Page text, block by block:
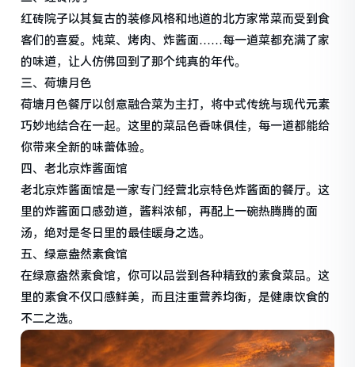
红砖院子以其复古的装修风格和地道的北方家常菜而受到食
客们的喜爱。炖菜、烤肉、炸酱面……每一道菜都充满了家
的味道，让人仿佛回到了那个纯真的年代。
三、荷塘月色
荷塘月色餐厅以创意融合菜为主打，将中式传统与现代元素
巧妙地结合在一起。这里的菜品色香味俱佳，每一道都能给
你带来全新的味蕾体验。
四、老北京炸酱面馆
老北京炸酱面馆是一家专门经营北京特色炸酱面的餐厅。这
里的炸酱面口感劲道，酱料浓郁，再配上一碗热腾腾的面
汤，绝对是冬日里的最佳暖身之选。
五、绿意盎然素食馆
在绿意盎然素食馆，你可以品尝到各种精致的素食菜品。这
里的素食不仅口感鲜美，而且注重营养均衡，是健康饮食的
不二之选。